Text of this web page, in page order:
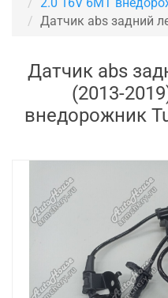
2.0 16V 6MT
Датчик abs задний
Датчик abs
(2013-
внедорожник